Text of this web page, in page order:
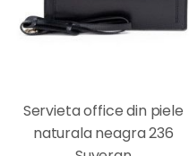
Servieta office din piele
naturala neagra 236